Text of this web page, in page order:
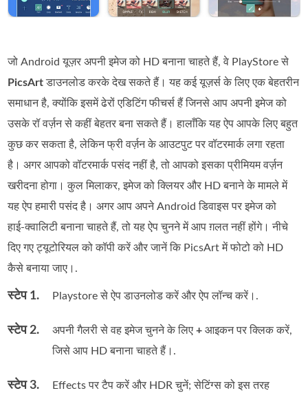
जो Android यूज़र अपनी इमेज को HD बनाना चाहते हैं, वे PlayStore से
PicsArtडाउनलोड करके देख सकते हैं। यह कई यूज़र्स के लिए एक बेहतरीन
समाधान है, क्योंकि इसमें ढेरों एडिटिंग फीचर्स हैं जिनसे आप अपनी इमेज को
उसके रॉ वर्ज़न से कहीं बेहतर बना सकते हैं। हालाँकि यह ऐप आपके लिए बहुत
कुछ कर सकता है, लेकिन फ्री वर्ज़न के आउटपुट पर वॉटरमार्क लगा रहता
है। अगर आपको वॉटरमार्क पसंद नहीं है, तो आपको इसका प्रीमियम वर्ज़न
खरीदना होगा। कुल मिलाकर, इमेज को क्लियर और HD बनाने के मामले में
यह ऐप हमारी पसंद है। अगर आप अपने Android डिवाइस पर इमेज को
हाई‑क्वालिटी बनाना चाहते हैं, तो यह ऐप चुनने में आप ग़लत नहीं होंगे। नीचे
दिए गए ट्यूटोरियल को कॉपी करें और जानें कि PicsArt में फोटो को HD
कैसे बनाया जाए।.
स्टेप 1. Playstore से ऐप डाउनलोड करें और ऐप लॉन्च करें।.
स्टेप 2. अपनी गैलरी से वह इमेज चुनने के लिए+ आइकन पर क्लिक करें,
जिसे आप HD बनाना चाहते हैं।.
स्टेप 3.
Effects पर टैप करें और HDR चुनें; सेटिंग्स को इस तरह